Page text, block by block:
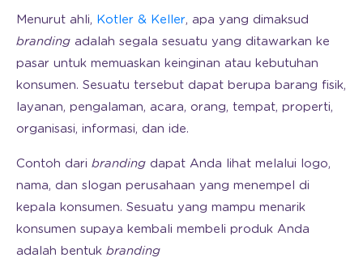
Menurut ahli, Kotler & Keller, apa yang dimaksud
branding adalah segala sesuatu yang ditawarkan ke
pasar untuk memuaskan keinginan atau kebutuhan
konsumen. Sesuatu tersebut dapat berupa barang fisik,
layanan, pengalaman, acara, orang, tempat, properti,
organisasi, informasi, dan ide.
Contoh dari branding dapat Anda lihat melalui logo,
nama, dan slogan perusahaan yang menempel di
kepala konsumen. Sesuatu yang mampu menarik
konsumen supaya kembali membeli produk Anda
adalah bentuk branding